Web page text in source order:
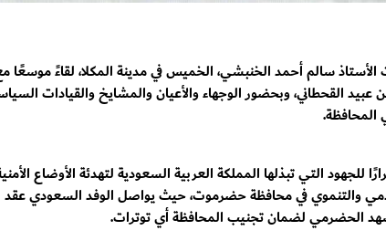
سالم أحمد الخنبشي، الخميس في مدينة المكلا، لقاءً موسعًا
عبيد القحطاني، وبحضور الوجهاء والأعيان والمشايخ والقيادات
المحافظة.
للجهود التي تبذلها المملكة العربية السعودية لتهدئة الأوضاع
والتنموي في محافظة حضرموت، حيث يواصل الوفد السعودي
الحضرمي لضمان تجنيب المحافظة أي توترات.